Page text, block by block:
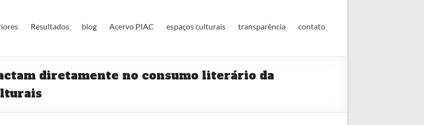
Resultados blog Acervo PIAC espaços culturais transparência
contato
diretamente no consumo literário da